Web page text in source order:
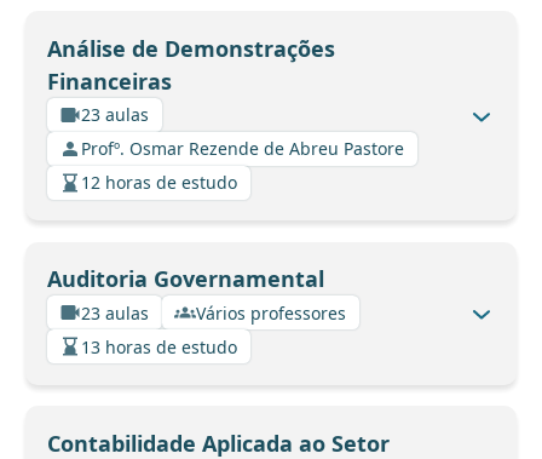
Análise de Demonstrações
Financeiras
23 aulas
Profº. Osmar Rezende de Abreu Pastore
12 horas de estudo
Auditoria Governamental
23 aulas
Vários professores
13 horas de estudo
Contabilidade Aplicada ao Setor